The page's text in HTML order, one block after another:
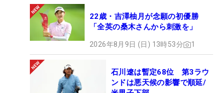
22歳・吉澤柚月が念願の初優勝
「全英の桑木さんから刺激を」
2026年8月9日 (日) 13時53分 1
石川遼は暫定68位 第3ラウ
ンドは悪天候の影響で順延/